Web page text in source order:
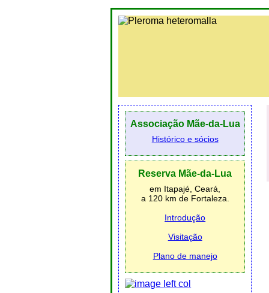
Associação Mãe-da-Lua
Histórico e sócios
Reserva Mãe-da-Lua
em Itapajé, Ceará,
a 120 km de Fortaleza.
Introdução
Visitação
Plano de manejo